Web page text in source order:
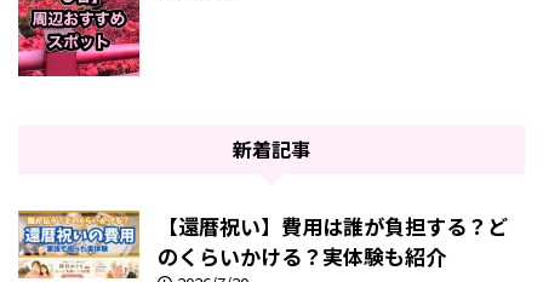
新着記事
【還暦祝い】費用は誰が負担する？ど
のくらいかける？実体験も紹介